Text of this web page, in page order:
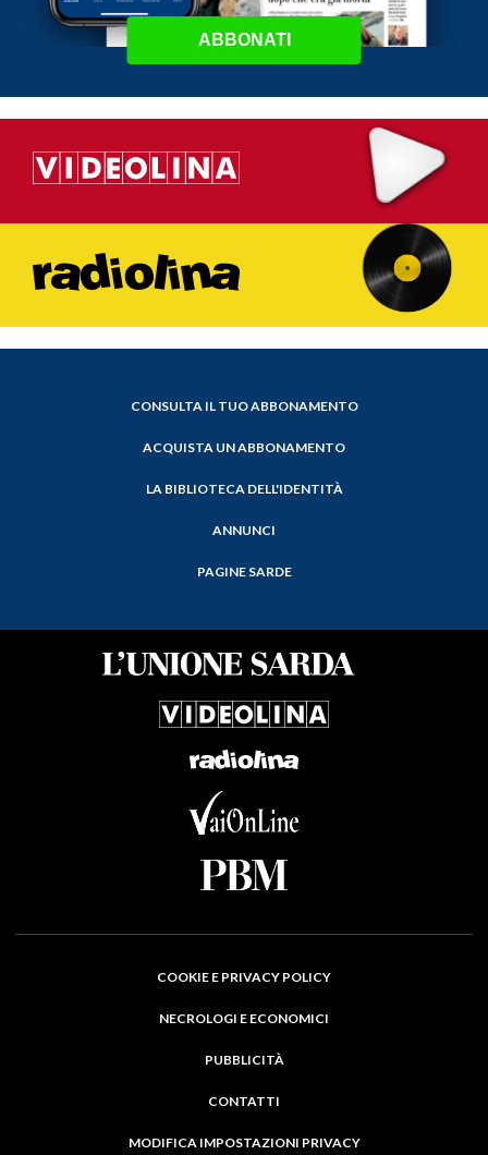
ABBONATI
CONSULTA IL TUO ABBONAMENTO
ACQUISTA UN ABBONAMENTO
LA BIBLIOTECA DELL'IDENTITÀ
ANNUNCI
PAGINE SARDE
COOKIE E PRIVACY POLICY
NECROLOGI E ECONOMICI
PUBBLICITÀ
CONTATTI
MODIFICA IMPOSTAZIONI PRIVACY